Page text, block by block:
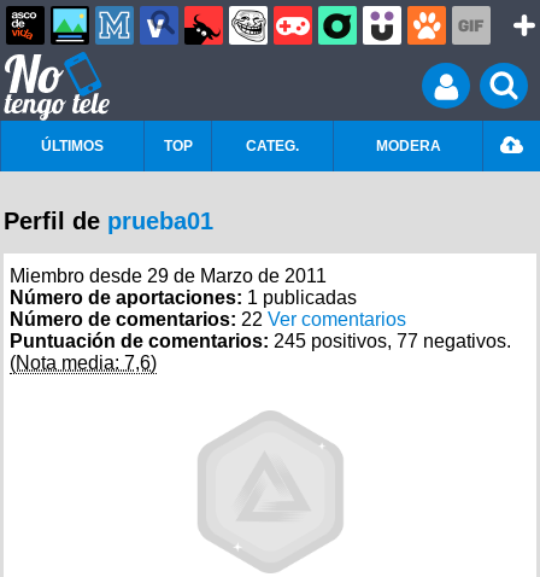
ÚLTIMOS TOP CATEG. MODERA
Perfil de prueba01
Miembro desde 29 de Marzo de 2011
Número de aportaciones: 1 publicadas
Número de comentarios: 22 Ver comentarios
Puntuación de comentarios: 245 positivos, 77 negativos.
(Nota media: 7,6)